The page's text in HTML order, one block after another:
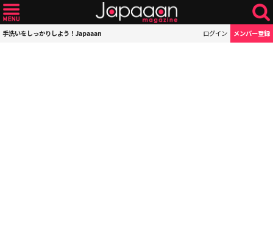
手洗いをしっかりしよう！Japaaan ログイン メンバー登録